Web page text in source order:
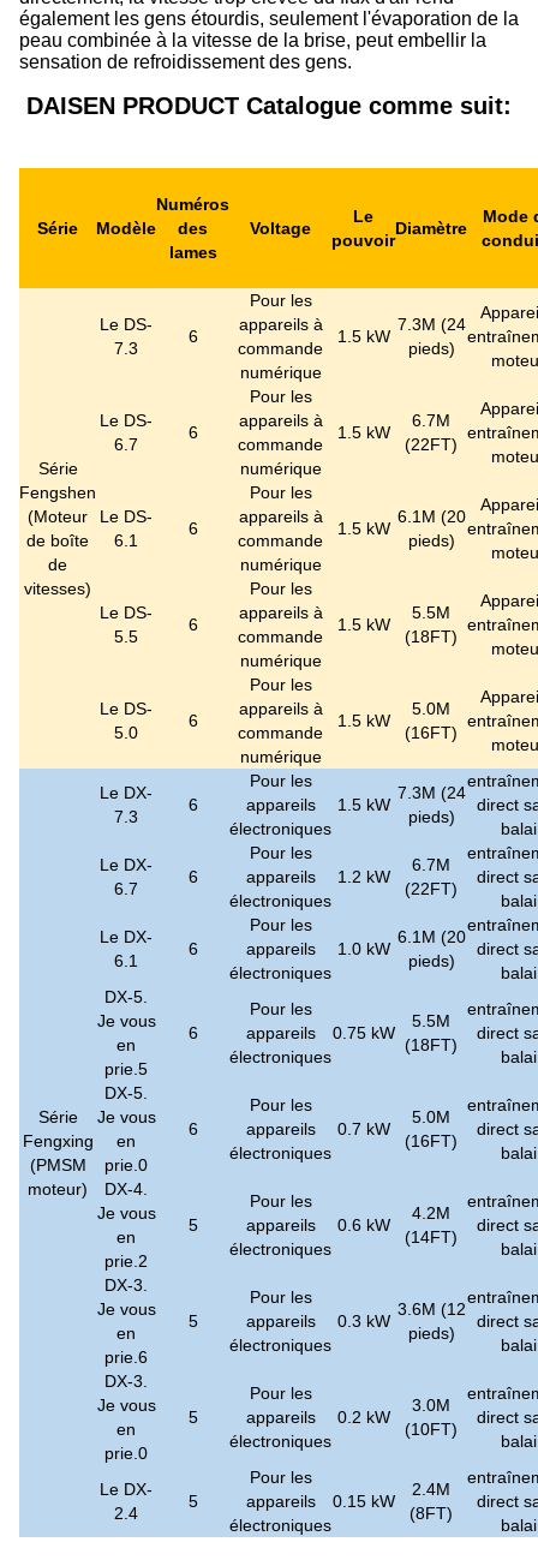
également les gens étourdis, seulement l'évaporation de la
peau combinée à la vitesse de la brise, peut embellir la
sensation de refroidissement des gens.
DAISEN PRODUCT Catalogue comme suit:
Série Modèle
Numéros
des
lames
Voltage
Le
pouvoir
Diamètre
Mode
Série
Fengshen
(Moteur
de boîte
de
vitesses)
Le DS-
7.3
6
Pour les
appareils à
commande
numérique
1.5 kW
7.3M (24
pieds)
Le DS-
6.7
6
Pour les
appareils à
commande
numérique
1.5 kW
6.7M
(22FT)
Le DS-
6.1
6
Pour les
appareils à
commande
numérique
1.5 kW
6.1M (20
pieds)
Le DS-
5.5
6
Pour les
appareils à
commande
numérique
1.5 kW
5.5M
(18FT)
Le DS-
5.0
6
Pour les
appareils à
commande
numérique
1.5 kW
5.0M
(16FT)
Série
Fengxing
(PMSM
moteur)
Le DX-
7.3
6
Pour les
appareils
électroniques
1.5 kW
7.3M (24
pieds)
direct
balai
Le DX-
6.7
6
Pour les
appareils
électroniques
1.2 kW
6.7M
(22FT)
direct
balai
Le DX-
6.1
6
Pour les
appareils
électroniques
1.0 kW
6.1M (20
pieds)
direct
balai
DX-5.
Je vous
en
prie.5
6
Pour les
appareils
électroniques
0.75 kW
5.5M
(18FT)
direct
balai
DX-5.
Je vous
en
prie.0
6
Pour les
appareils
électroniques
0.7 kW
5.0M
(16FT)
direct
balai
DX-4.
Je vous
en
prie.2
5
Pour les
appareils
électroniques
0.6 kW
4.2M
(14FT)
direct
balai
DX-3.
Je vous
en
prie.6
5
Pour les
appareils
électroniques
0.3 kW
3.6M (12
pieds)
direct
balai
DX-3.
Je vous
en
prie.0
5
Pour les
appareils
électroniques
0.2 kW
3.0M
(10FT)
direct
balai
Le DX-
2.4
5
Pour les
appareils
électroniques
0.15 kW
2.4M
(8FT)
direct
balai